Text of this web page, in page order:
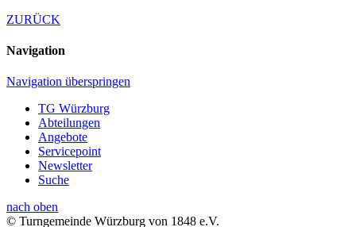
ZURÜCK
Navigation
Navigation überspringen
TG Würzburg
Abteilungen
Angebote
Servicepoint
Newsletter
Suche
nach oben
© Turngemeinde Würzburg von 1848 e.V.